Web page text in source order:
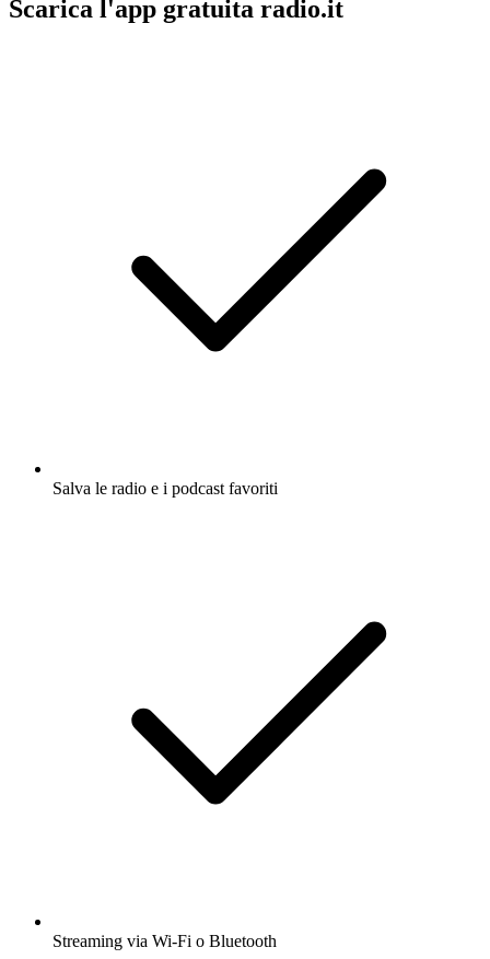
Scarica l'app gratuita radio.it
Salva le radio e i podcast favoriti
Streaming via Wi-Fi o Bluetooth